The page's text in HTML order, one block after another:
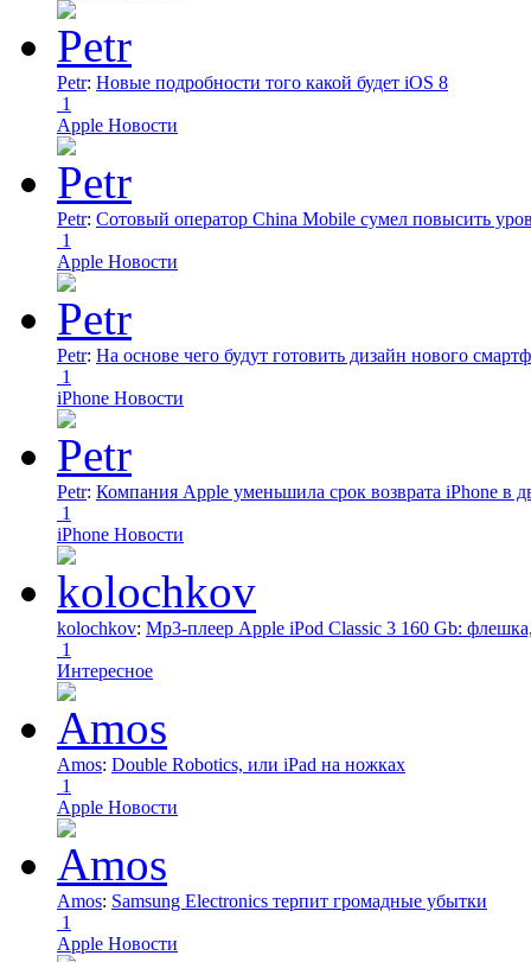
Petr: Новые подробности того какой будет iOS 8
1
Apple Новости
Petr: Сотовый оператор China Mobile сумел повысить
1
Apple Новости
Petr: На основе чего будут готовить дизайн нового
1
iPhone Новости
Petr: Компания Apple уменьшила срок возврата iPhone в
1
iPhone Новости
kolochkov: Mp3-плеер Apple iPod Classic 3 160 Gb:
1
Интересное
Amos: Double Robotics, или iPad на ножках
1
Apple Новости
Amos: Samsung Electronics терпит громадные убытки
1
Apple Новости